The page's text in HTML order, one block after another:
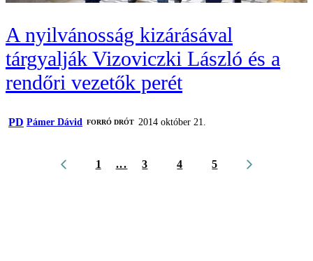
A nyilvánosság kizárásával
tárgyalják Vizoviczki László és a
rendőri vezetők perét
PD Pámer Dávid FORRÓ DRÓT 2014 október 21.
1 ... 3 4 5